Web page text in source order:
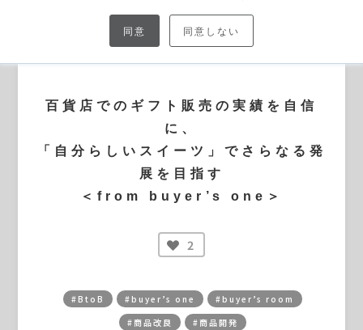
同意 同意しない
百貨店でのギフト販売の実績を自信
に、
「自分らしいスイーツ」でさらなる発
展を目指す
＜from buyer’s one＞
2
#BtoB #buyer’s one
#buyer’s room
#商品改良
#商品開発